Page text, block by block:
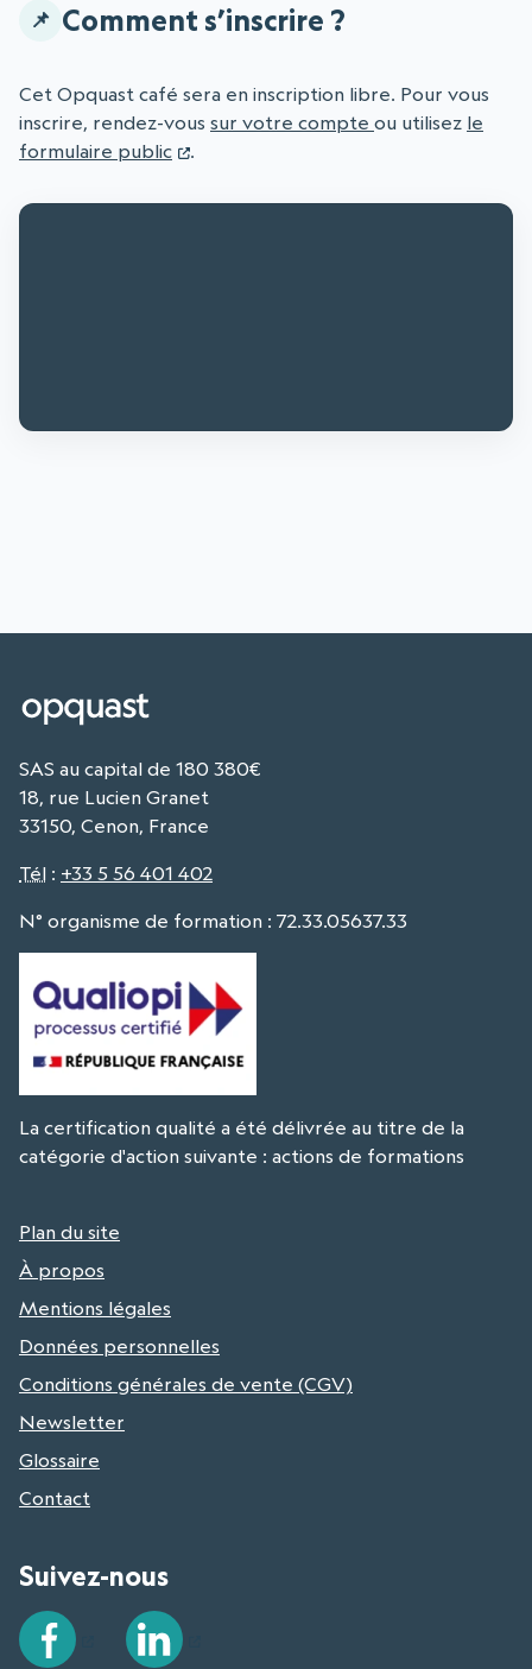
Comment s’inscrire ?
Cet Opquast café sera en inscription libre. Pour vous
inscrire, rendez-vous sur votre compte ou utilisez le
formulaire public
.
SAS au capital de 180 380€
18, rue Lucien Granet
33150, Cenon, France
Tél : +33 5 56 401 402
N° organisme de formation : 72.33.05637.33
La certification qualité a été délivrée au titre de la
catégorie d'action suivante : actions de formations
Plan du site
À propos
Mentions légales
Données personnelles
Conditions générales de vente (CGV)
Newsletter
Glossaire
Contact
Suivez-nous
Facebook